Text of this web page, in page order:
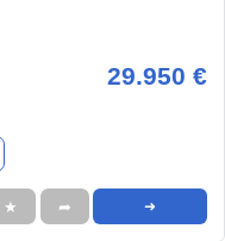
29.950 €
★ ➦ ➜